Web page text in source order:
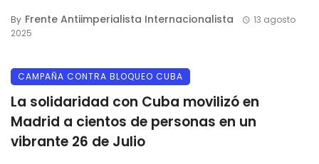
By Frente Antiimperialista Internacionalista
13 agosto
2025
CAMPAÑA CONTRA BLOQUEO CUBA
La solidaridad con Cuba movilizó en
Madrid a cientos de personas en un
vibrante 26 de Julio